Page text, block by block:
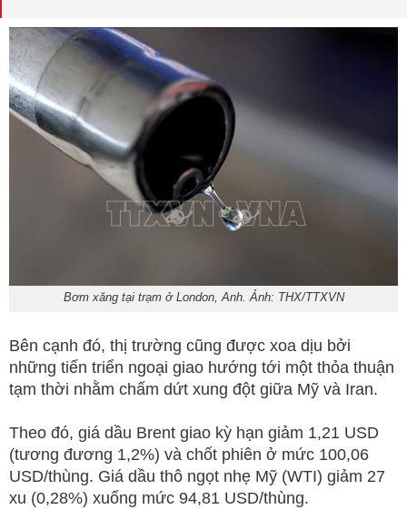
Bơm xăng tại trạm ở London, Anh. Ảnh: THX/TTXVN
Bên cạnh đó, thị trường cũng được xoa dịu bởi
những tiến triển ngoại giao hướng tới một thỏa thuận
tạm thời nhằm chấm dứt xung đột giữa Mỹ và Iran.
Theo đó, giá dầu Brent giao kỳ hạn giảm 1,21 USD
(tương đương 1,2%) và chốt phiên ở mức 100,06
USD/thùng. Giá dầu thô ngọt nhẹ Mỹ (WTI) giảm 27
xu (0,28%) xuống mức 94,81 USD/thùng.